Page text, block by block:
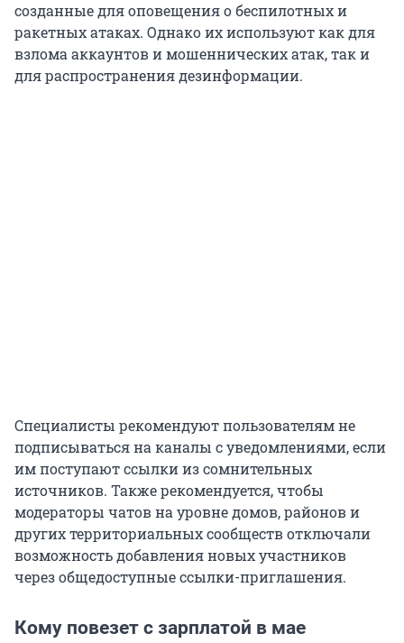
созданные для оповещения о беспилотных и
ракетных атаках. Однако их используют как для
взлома аккаунтов и мошеннических атак, так и
для распространения дезинформации.
Специалисты рекомендуют пользователям не
подписываться на каналы с уведомлениями, если
им поступают ссылки из сомнительных
источников. Также рекомендуется, чтобы
модераторы чатов на уровне домов, районов и
других территориальных сообществ отключали
возможность добавления новых участников
через общедоступные ссылки-приглашения.
Кому повезет с зарплатой в мае